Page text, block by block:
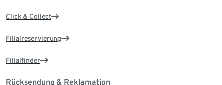
Click & Collect
Filialreservierung
Filialfinder
Rücksendung & Reklamation